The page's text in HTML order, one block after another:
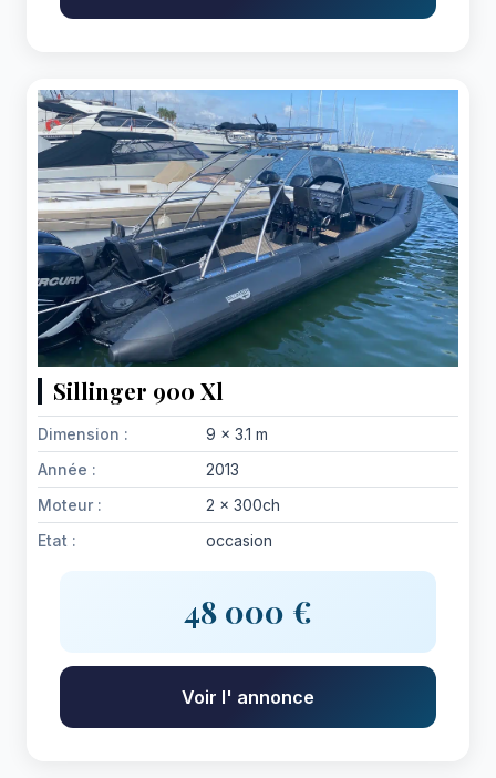
Sillinger 900 Xl
Dimension :
9 x 3.1 m
Année :
2013
Moteur :
2 x 300ch
Etat :
occasion
48 000 €
Voir l' annonce